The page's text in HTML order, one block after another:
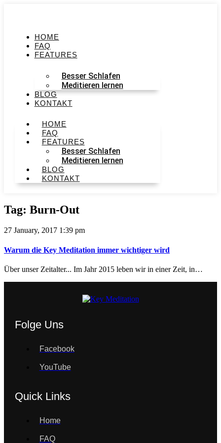
HOME
FAQ
FEATURES
Besser Schlafen
Meditieren lernen
BLOG
KONTAKT
HOME
FAQ
FEATURES
Besser Schlafen
Meditieren lernen
BLOG
KONTAKT
Tag: Burn-Out
27 January, 2017 1:39 pm
Warum die Key Meditation immer wichtiger wird
Über unser Zeitalter... Im Jahr 2015 leben wir in einer Zeit, in…
Folge Uns
Facebook
YouTube
Quick Links
Home
FAQ